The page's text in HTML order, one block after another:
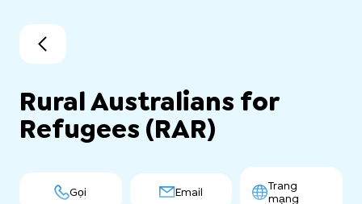
Rural Australians for
Refugees (RAR)
Gọi Email
Trang
mạng